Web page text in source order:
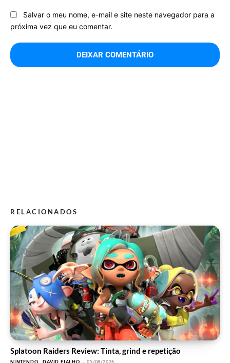
Salvar o meu nome, e-mail e site neste navegador para a
próxima vez que eu comentar.
RELACIONADOS
Splatoon Raiders Review: Tinta, grind e repetição